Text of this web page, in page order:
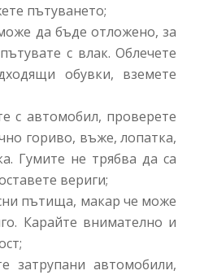
пътуването;
да бъде отложено, за
с влак. Облечете
обувки, вземете
с автомобил, проверете
гориво, въже, лопатка,
Гумите не трябва да са
вериги;
пътища, макар че може
Карайте внимателно и
затрупани автомобили,